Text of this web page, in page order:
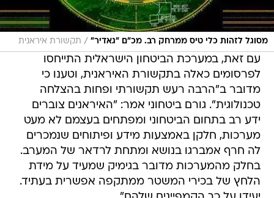
מסוגל לזהות כלי טיס ממרחק רב. מכ"ם "גאדיר" / תקשורת איראנית
עם זאת, במערכת הביטחון הישראלית התייחסו
לפרסומים כאלה בתקשורת האיראנית, וטענו כי
מדובר ב"הרבה רעש תקשורתי ופחות בהצלחה
טכנולוגית". גורם ביטחוני אמר: "האיראנים צוברים
ידע רב בתחום הביטחוני ומפתחים בעצמם לא מעט
מערכות, חלקן באמצעות מידע ופיתוחים שנמכרים
לה חרף אמברגו בנושא ומתחת לרדאר של המערב.
בחלק מהמערכות מדובר בגימיק שמעיד על מידת
הלחץ של בכירי המשטר ממתקפה אפשרית בעתיד.